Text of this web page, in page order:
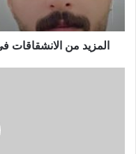
المزيد من الانشقاقات